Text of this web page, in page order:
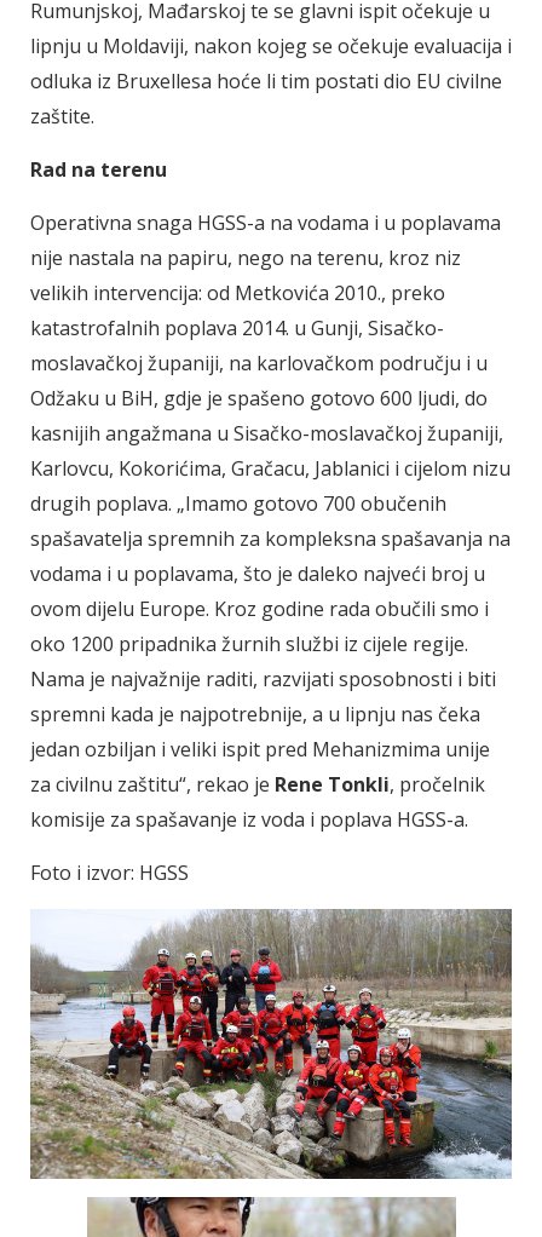
Rumunjskoj, Mađarskoj te se glavni ispit očekuje u
lipnju u Moldaviji, nakon kojeg se očekuje evaluacija i
odluka iz Bruxellesa hoće li tim postati dio EU civilne
zaštite.
Rad na terenu
Operativna snaga HGSS-a na vodama i u poplavama
nije nastala na papiru, nego na terenu, kroz niz
velikih intervencija: od Metkovića 2010., preko
katastrofalnih poplava 2014. u Gunji, Sisačko-
moslavačkoj županiji, na karlovačkom području i u
Odžaku u BiH, gdje je spašeno gotovo 600 ljudi, do
kasnijih angažmana u Sisačko-moslavačkoj županiji,
Karlovcu, Kokorićima, Gračacu, Jablanici i cijelom nizu
drugih poplava. „Imamo gotovo 700 obučenih
spašavatelja spremnih za kompleksna spašavanja na
vodama i u poplavama, što je daleko najveći broj u
ovom dijelu Europe. Kroz godine rada obučili smo i
oko 1200 pripadnika žurnih službi iz cijele regije.
Nama je najvažnije raditi, razvijati sposobnosti i biti
spremni kada je najpotrebnije, a u lipnju nas čeka
jedan ozbiljan i veliki ispit pred Mehanizmima unije
za civilnu zaštitu“, rekao je Rene Tonkli, pročelnik
komisije za spašavanje iz voda i poplava HGSS-a.
Foto i izvor: HGSS